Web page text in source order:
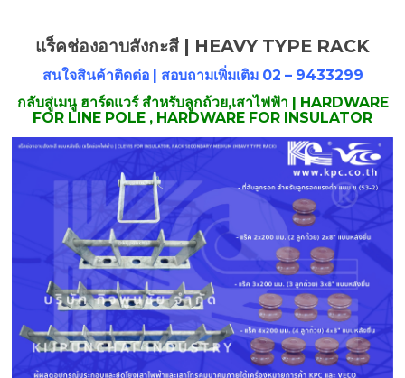
แร็คช่องอาบสังกะสี | HEAVY TYPE RACK
สนใจสินค้าติดต่อ | สอบถามเพิ่มเติม 02 – 9433299
กลับสู่เมนู ฮาร์ดแวร์ สําหรับลูกถ้วย,เสาไฟฟ้า | HARDWARE
FOR LINE POLE , HARDWARE FOR INSULATOR